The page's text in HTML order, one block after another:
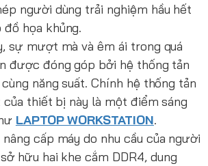
người dùng trải nghiệm hầu hết
họa khủng.
sự mượt mà và êm ái trong quá
được đóng góp bởi hệ thống tản
năng suất. Chính hệ thống tản
thiết bị này là một điểm sáng
LAPTOP WORKSTATION.
cấp máy do nhu cầu của người
hữu hai khe cắm DDR4, dung